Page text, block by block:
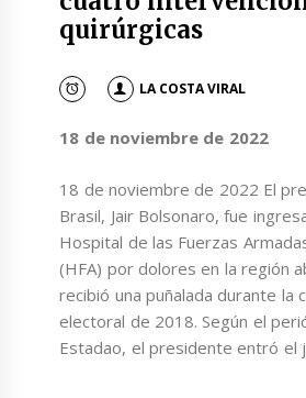
quirúrgicas
LA COSTA VIRAL
18 de noviembre de 2022
18 de noviembre de 2022 El
Brasil, Jair Bolsonaro, fue
Hospital de las Fuerzas
(HFA) por dolores en la región
recibió una puñalada durante la
electoral de 2018. Según el
Estadao, el presidente entró el